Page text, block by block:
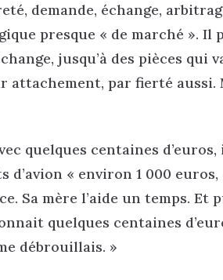
demande, échange,
presque « de marché ». Il
jusqu’à des pièces qui
attachement, par fierté aussi.
quelques centaines d’euros,
d’avion « environ 1 000 euros,
Sa mère l’aide un temps. Et
quelques centaines
débrouillais. »